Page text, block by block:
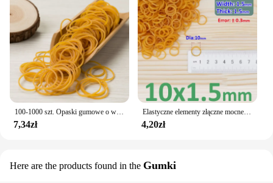
7,34zł
Elastyczne elementy złączne mocne elastyczne opaski gumowe biura szkoła artykuły biurowe gumowy pierścień
4,20zł
Here are the products found in the Gumki